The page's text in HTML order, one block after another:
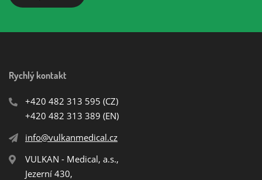
Rychlý kontakt
+420 482 313 595 (CZ)
+420 482 313 389 (EN)
info@vulkanmedical.cz
VULKAN - Medical, a.s.,
Jezerní 430,